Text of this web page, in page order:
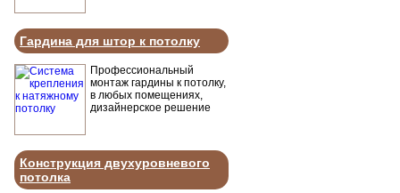
Гардина для штор к потолку
Профессиональный
монтаж гардины к потолку,
в любых помещениях,
дизайнерское решение
Конструкция двухуровневого
потолка